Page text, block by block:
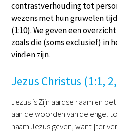
contrastverhouding tot
wezens met hun gruwelen
(1:10). We geven een
zoals die (soms exclusief) in
vinden zijn.
Jezus Christus (1:1,
Jezus is Zijn aardse naam en
aan de woorden van de engel
naam Jezus geven, want [ter